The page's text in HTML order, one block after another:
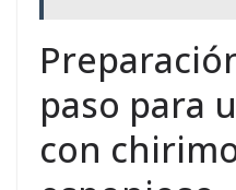
paso para
con